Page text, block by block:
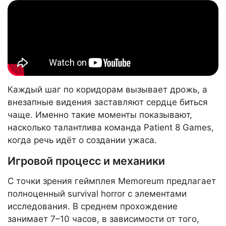
Каждый шаг по коридорам вызывает дрожь, а
внезапные видения заставляют сердце биться
чаще. Именно такие моменты показывают,
насколько талантлива команда Patient 8 Games,
когда речь идёт о создании ужаса.
Игровой процесс и механики
С точки зрения геймплея Memoreum предлагает
полноценный survival horror с элементами
исследования. В среднем прохождение
занимает 7–10 часов, в зависимости от того,